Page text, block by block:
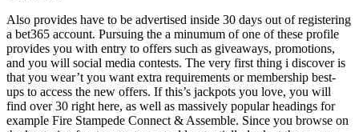
Also provides have to be advertised inside 30 days out of registering
a bet365 account. Pursuing the a minumum of one of these profile
provides you with entry to offers such as giveaways, promotions,
and you will social media contests. The very first thing i discover is
that you wear’t you want extra requirements or membership best-
ups to access the new offers. If this’s jackpots you love, you will
find over 30 right here, as well as massively popular headings for
example Fire Stampede Connect & Assemble. Since you browse on